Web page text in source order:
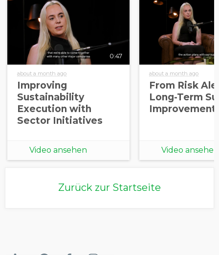
0:47
about a month ago
Improving
Sustainability
Execution with
Sector Initiatives
Video ansehen
about a month ago
From Risk
Long-Term
Improvement
Video ansehen
Zurück zur Startseite